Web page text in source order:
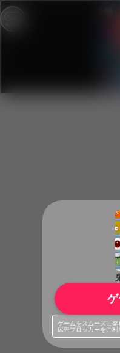
ゲームをスムーズに楽
広告ブロッカーをご利